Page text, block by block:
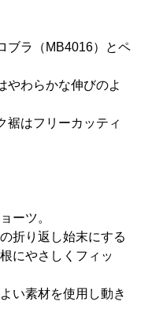
ラ（MB4016）とペ
わらかな伸びのよ
はフリーカッティ
ーツ。
折り返し始末にする
にやさしくフィッ
い素材を使用し動き